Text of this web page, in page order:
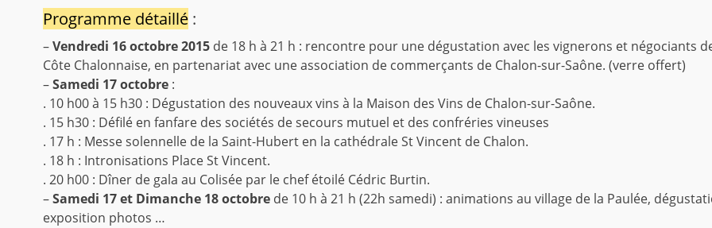
Programme détaillé:
–Vendredi 16 octobre 2015de 18 h à 21 h : rencontre pour une dégustation avec les vignerons et négociants
Côte Chalonnaise, en partenariat avec une association de commerçants de Chalon-sur-Saône. (verre offert)
–Samedi 17 octobre:
. 10 h00 à 15 h30 : Dégustation des nouveaux vins à la Maison des Vins de Chalon-sur-Saône.
. 15 h30 : Défilé en fanfare des sociétés de secours mutuel et des confréries vineuses
. 17 h : Messe solennelle de la Saint-Hubert en la cathédrale St Vincent de Chalon.
. 18 h : Intronisations Place St Vincent.
. 20 h00 : Dîner de gala au Colisée par le chef étoilé Cédric Burtin.
–Samedi 17 et Dimanche 18 octobrede 10 h à 21 h (22h samedi) : animations au village de la Paulée,
exposition photos …